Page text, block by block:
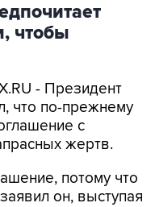
чтобы
- Президент
что по-прежнему
с
жертв.
потому что
он, выступая